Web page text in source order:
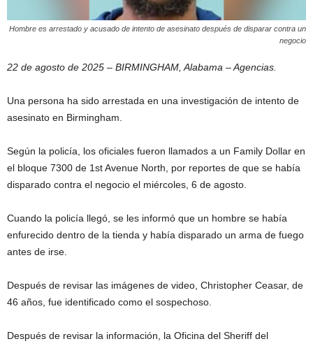
Hombre es arrestado y acusado de intento de asesinato después de disparar contra un
negocio
22 de agosto de 2025 – BIRMINGHAM, Alabama – Agencias.
Una persona ha sido arrestada en una investigación de intento de
asesinato en Birmingham.
Según la policía, los oficiales fueron llamados a un Family Dollar en
el bloque 7300 de 1st Avenue North, por reportes de que se había
disparado contra el negocio el miércoles, 6 de agosto.
Cuando la policía llegó, se les informó que un hombre se había
enfurecido dentro de la tienda y había disparado un arma de fuego
antes de irse.
Después de revisar las imágenes de video, Christopher Ceasar, de
46 años, fue identificado como el sospechoso.
Después de revisar la información, la Oficina del Sheriff del